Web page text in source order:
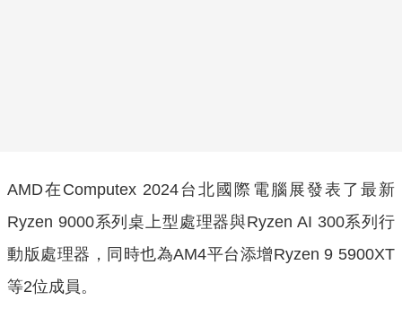
AMD在Computex 2024台北國際電腦展發表了最新
Ryzen 9000系列桌上型處理器與Ryzen AI 300系列行
動版處理器，同時也為AM4平台添增Ryzen 9 5900XT
等2位成員。